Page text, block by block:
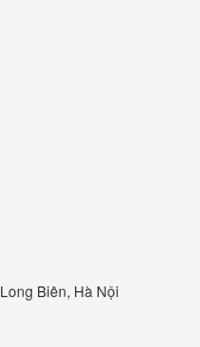
Biên, Hà Nội